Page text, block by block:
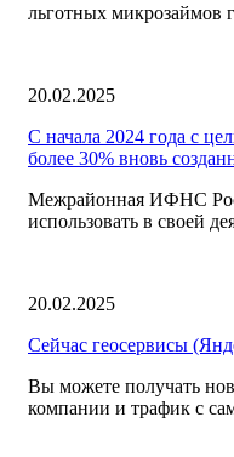
льготных микрозаймов
20.02.2025
С начала 2024 года с
более 30% вновь
Межрайонная ИФНС
использовать в своей
20.02.2025
Сейчас геосервисы
Вы можете получать
компании и трафик с